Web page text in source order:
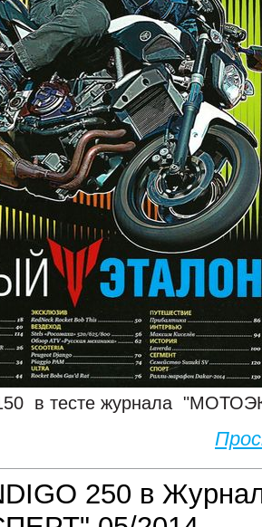
в тесте журнала
250 в